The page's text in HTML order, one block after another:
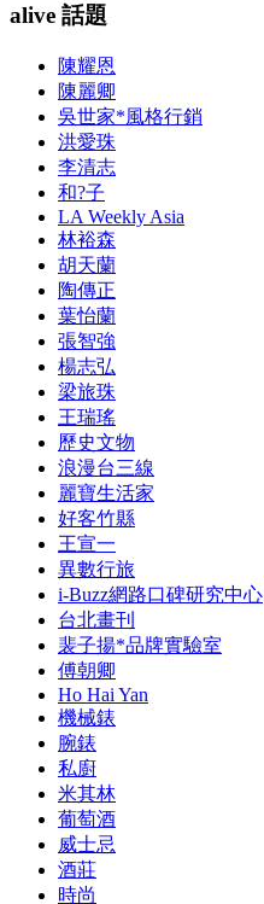
alive 話題
陳耀恩
陳麗卿
吳世家*風格行銷
洪愛珠
李清志
和?子
LA Weekly Asia
林裕森
胡天蘭
陶傳正
葉怡蘭
張智強
楊志弘
梁旅珠
王瑞瑤
歷史文物
浪漫台三線
麗寶生活家
好客竹縣
王宣一
異數行旅
i-Buzz網路口碑研究中心
台北畫刊
裴子揚*品牌實驗室
傅朝卿
Ho Hai Yan
機械錶
腕錶
私廚
米其林
葡萄酒
威士忌
酒莊
時尚